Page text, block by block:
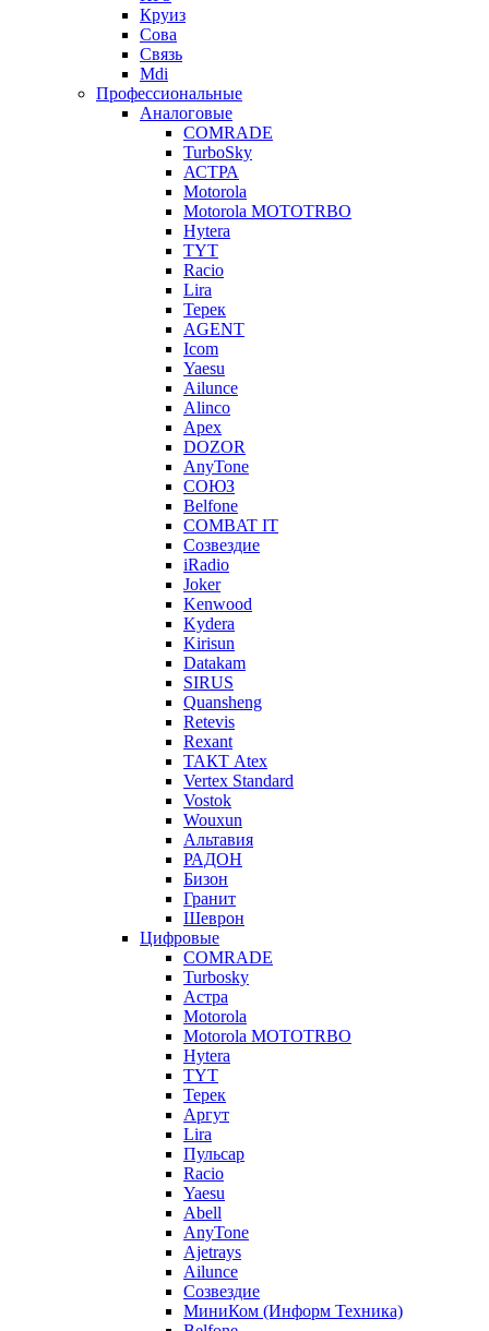
Круиз
Сова
Связь
Mdi
Профессиональные
Аналоговые
COMRADE
TurboSky
АСТРА
Motorola
Motorola MOTOTRBO
Hytera
TYT
Racio
Lira
Терек
AGENT
Icom
Yaesu
Ailunce
Alinco
Apex
DOZOR
AnyTone
СОЮЗ
Belfone
COMBAT IT
Созвездие
iRadio
Joker
Kenwood
Kydera
Kirisun
Datakam
SIRUS
Quansheng
Retevis
Rexant
ТАКТ Atex
Vertex Standard
Vostok
Wouxun
Альтавия
РАДОН
Бизон
Гранит
Шеврон
Цифровые
COMRADE
Turbosky
Астра
Motorola
Motorola MOTOTRBO
Hytera
TYT
Терек
Аргут
Lira
Пульсар
Racio
Yaesu
Abell
AnyTone
Ajetrays
Ailunce
Созвездие
МиниКом (Информ Техника)